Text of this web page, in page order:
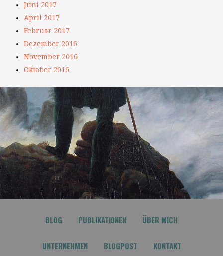
Juni 2017
April 2017
Februar 2017
Dezember 2016
November 2016
Oktober 2016
BLOG PUBLIKATIONEN ÜBER MICH
UNTERNEHMEN BLOGPOST KONTAKT